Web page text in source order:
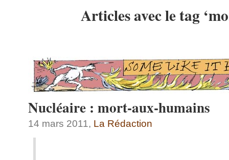
Articles avec le tag
Nucléaire : mort-aux-humains
14 mars 2011, La Rédaction